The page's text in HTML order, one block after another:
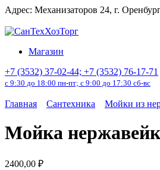
Перейти
содержанию
Адрес: Механизаторов 24, г.
Магазин
+7 (3532) 37-02-44; +7 (3532) 76-17-71
с 9:30 до 18:00 пн-пт; с 9:00 до 17:30 сб-вс
Главная Сантехника Мойки из
Мойка
2400,00 ₽